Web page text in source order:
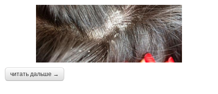
читать дальше →